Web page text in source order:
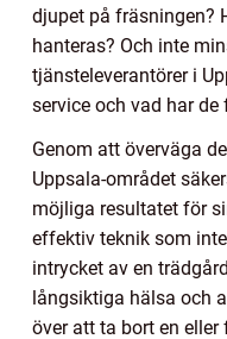
djupet på fräsningen?
hanteras? Och inte
tjänsteleverantörer i
service och vad har de
Genom att överväga
Uppsala-området
möjliga resultatet för
effektiv teknik som
intrycket av en
långsiktiga hälsa och
över att ta bort en